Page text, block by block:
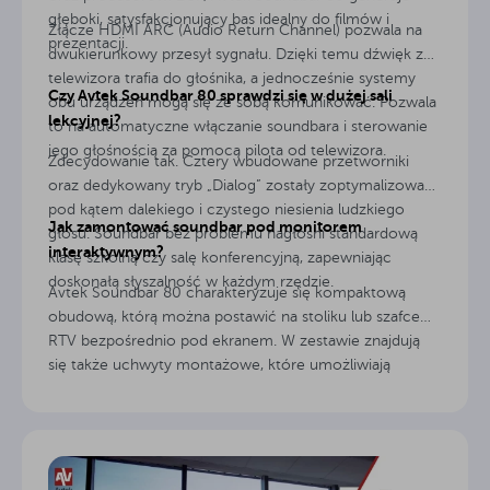
głęboki, satysfakcjonujący bas idealny do filmów i
prezentacji.
Złącze HDMI ARC (Audio Return Channel) pozwala na
dwukierunkowy przesył sygnału. Dzięki temu dźwięk z
telewizora trafia do głośnika, a jednocześnie systemy
obu urządzeń mogą się ze sobą komunikować. Pozwala
to na automatyczne włączanie soundbara i sterowanie
jego głośnością za pomocą pilota od telewizora.
Czy Avtek Soundbar 80 sprawdzi się w dużej sali
lekcyjnej?
Zdecydowanie tak. Cztery wbudowane przetworniki
oraz dedykowany tryb „Dialog” zostały zoptymalizowane
pod kątem dalekiego i czystego niesienia ludzkiego
głosu. Soundbar bez problemu nagłośni standardową
klasę szkolną czy salę konferencyjną, zapewniając
doskonałą słyszalność w każdym rzędzie.
Jak zamontować soundbar pod monitorem
interaktywnym?
Avtek Soundbar 80 charakteryzuje się kompaktową
obudową, którą można postawić na stoliku lub szafce
RTV bezpośrednio pod ekranem. W zestawie znajdują
się także uchwyty montażowe, które umożliwiają